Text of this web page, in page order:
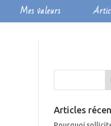
Mes valeurs
Articles